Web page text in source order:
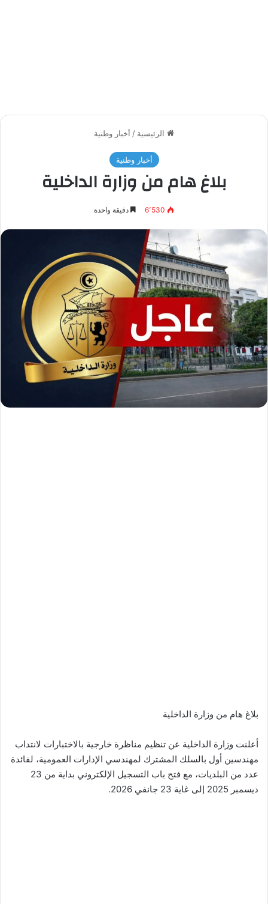
الرئيسية / أخبار وطنية
أخبار وطنية
بلاغ هام من وزارة الداخلية
6٬530 دقيقة واحدة
بلاغ هام من وزارة الداخلية
أعلنت وزارة الداخلية عن تنظيم مناظرة خارجية بالاختبارات لانتداب
مهندسين أول بالسلك المشترك لمهندسي الإدارات العمومية، لفائدة
عدد من البلديات، مع فتح باب التسجيل الإلكتروني بداية من 23
ديسمبر 2025 إلى غاية 23 جانفي 2026.